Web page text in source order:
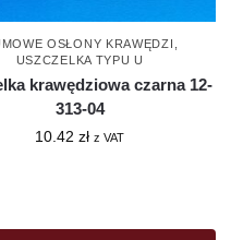
OSŁONY KRAWĘDZI
USZCZELKA TYPU U
krawędziowa czarna 12-
313-04
10.42zł z VAT